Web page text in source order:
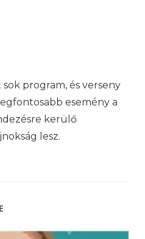
program, és verseny
esemény a
kerülő
lesz.